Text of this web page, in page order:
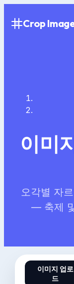
Crop
이미
오각별 자
— 축제
이미지 업로
드